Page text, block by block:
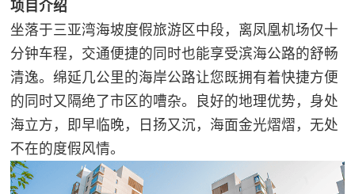
项目介绍
坐落于三亚湾海坡度假旅游区中段，离凤凰机场仅十
分钟车程，交通便捷的同时也能享受滨海公路的舒畅
清逸。绵延几公里的海岸公路让您既拥有着快捷方便
的同时又隔绝了市区的嘈杂。良好的地理优势，身处
海立方，即早临晚，日扬又沉，海面金光熠熠，无处
不在的度假风情。